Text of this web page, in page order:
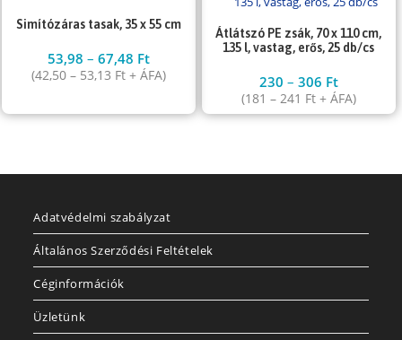
Simítózáras tasak, 35 x 55 cm
53,98–67,48 Ft
(42,50– 53,13 Ft + ÁFA)
Átlátszó PE zsák, 70 x 110 cm,
135 l, vastag, erős, 25 db/cs
230 – 306 Ft
(181 – 241 Ft+ ÁFA)
Adatvédelmi szabályzat
Általános Szerződési Feltételek
Céginformációk
Üzletünk